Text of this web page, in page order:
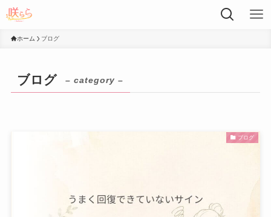
ホーム ブログ
ブログ – category –
ブログ